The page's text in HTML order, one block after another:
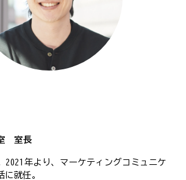
室長
2021年より、マーケティングコミュニケ
就任。